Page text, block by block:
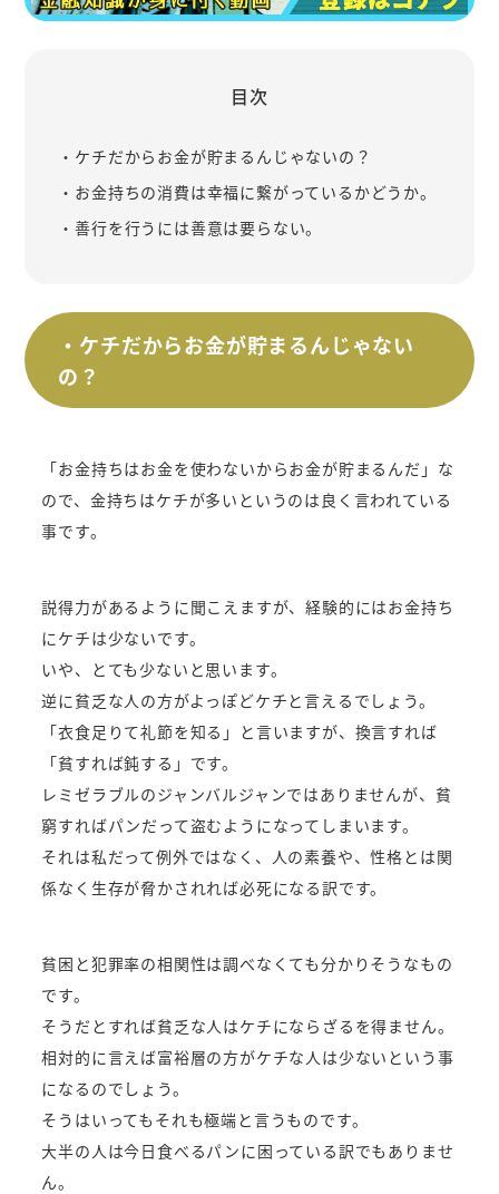
目次
・ケチだからお金が貯まるんじゃないの？
・お金持ちの消費は幸福に繋がっているかどうか。
・善行を行うには善意は要らない。
・ケチだからお金が貯まるんじゃない
の？
「お金持ちはお金を使わないからお金が貯まるんだ」な
ので、金持ちはケチが多いというのは良く言われている
事です。
説得力があるように聞こえますが、経験的にはお金持ち
にケチは少ないです。
いや、とても少ないと思います。
逆に貧乏な人の方がよっぽどケチと言えるでしょう。
「衣食足りて礼節を知る」と言いますが、換言すれば
「貧すれば鈍する」です。
レミゼラブルのジャンバルジャンではありませんが、貧
窮すればパンだって盗むようになってしまいます。
それは私だって例外ではなく、人の素養や、性格とは関
係なく生存が脅かされれば必死になる訳です。
貧困と犯罪率の相関性は調べなくても分かりそうなもの
です。
そうだとすれば貧乏な人はケチにならざるを得ません。
相対的に言えば富裕層の方がケチな人は少ないという事
になるのでしょう。
そうはいってもそれも極端と言うものです。
大半の人は今日食べるパンに困っている訳でもありませ
ん。